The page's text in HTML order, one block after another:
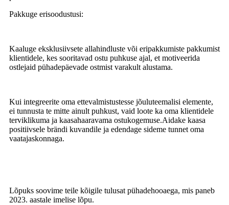
Pakkuge erisoodustusi:
Kaaluge eksklusiivsete allahindluste või eripakkumiste pakkumist
klientidele, kes sooritavad ostu puhkuse ajal, et motiveerida
ostlejaid pühadepäevade ostmist varakult alustama.
Kui integreerite oma ettevalmistustesse jõuluteemalisi elemente,
ei tunnusta te mitte ainult puhkust, vaid loote ka oma klientidele
terviklikuma ja kaasahaaravama ostukogemuse.Aidake kaasa
positiivsele brändi kuvandile ja edendage sideme tunnet oma
vaatajaskonnaga.
Lõpuks soovime teile kõigile tulusat pühadehooaega, mis paneb
2023. aastale imelise lõpu.